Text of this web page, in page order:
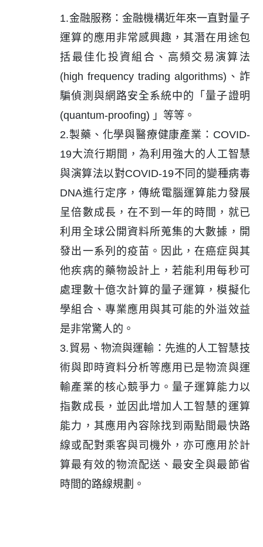
1.金融服務：金融機構近年來一直對量子
運算的應用非常感興趣，其潛在用途包
括最佳化投資組合、高頻交易演算法
(high frequency trading algorithms)、詐
騙偵測與網路安全系統中的「量子證明
(quantum-proofing) 」等等。
2.製藥、化學與醫療健康產業：COVID-
19大流行期間，為利用強大的人工智慧
與演算法以對COVID-19不同的變種病毒
DNA進行定序，傳統電腦運算能力發展
呈倍數成長，在不到一年的時間，就已
利用全球公開資料所蒐集的大數據，開
發出一系列的疫苗。因此，在癌症與其
他疾病的藥物設計上，若能利用每秒可
處理數十億次計算的量子運算，模擬化
學組合、專業應用與其可能的外溢效益
是非常驚人的。
3.貿易、物流與運輸：先進的人工智慧技
術與即時資料分析等應用已是物流與運
輸產業的核心競爭力。量子運算能力以
指數成長，並因此增加人工智慧的運算
能力，其應用內容除找到兩點間最快路
線或配對乘客與司機外，亦可應用於計
算最有效的物流配送、最安全與最節省
時間的路線規劃。